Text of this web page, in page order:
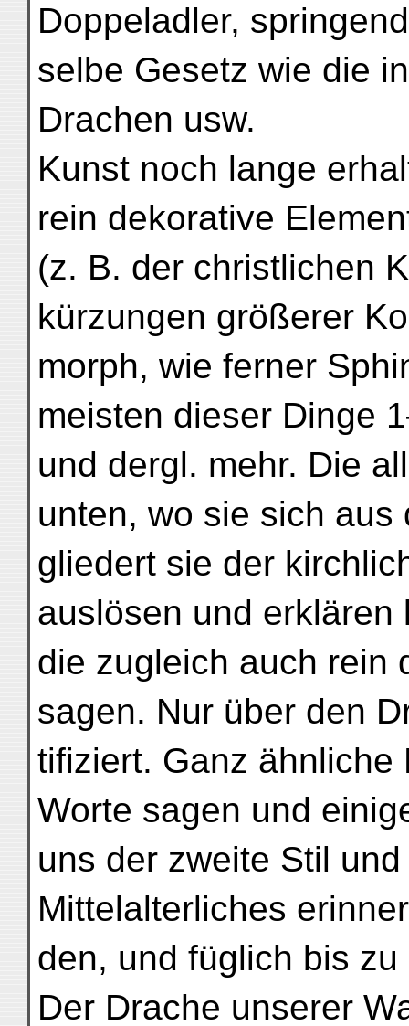
Doppeladler,
selbe Gesetz wie die
Drachen usw.
Kunst noch lange
rein dekorative
(z. B. der christlichen
kürzungen größerer
morph, wie ferner
meisten dieser Dinge
und dergl. mehr. Die
unten, wo sie sich aus
gliedert sie der
auslösen und erklären
die zugleich auch rein
sagen. Nur über den
tifiziert. Ganz ähnliche
Worte sagen und
uns der zweite Stil
Mittelalterliches
den, und füglich bis
Der Drache unserer